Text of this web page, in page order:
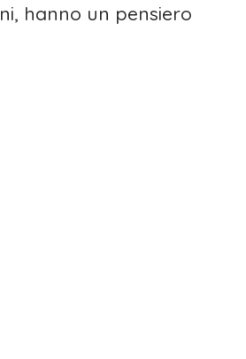
hanno un pensiero